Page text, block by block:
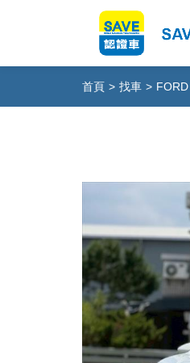
首頁 > 找車 > FORD